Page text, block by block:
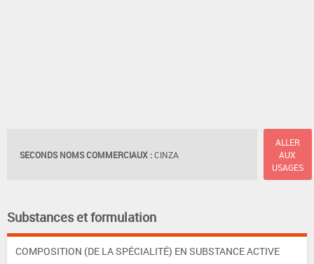
SECONDS NOMS COMMERCIAUX :CINZA
ALLER
AUX
USAGES
Substances et formulation
COMPOSITION (DE LA SPÉCIALITÉ) EN SUBSTANCE ACTIVE